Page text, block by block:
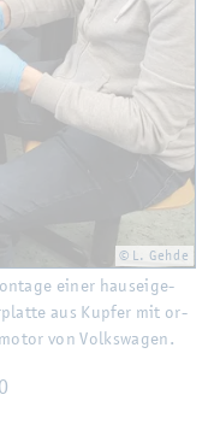
© L. Gehde
einer haus­ei­ge­
aus Kup­fer mit or­
von Volks­wa­gen.